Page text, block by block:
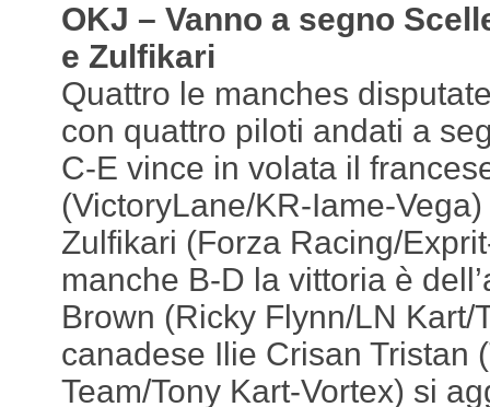
OKJ – Vanno a segno
e Zulfikari
Quattro le manches
con quattro piloti andati a
C-E vince in volata il
(VictoryLane/KR-Iame-
Zulfikari (Forza Racing/
manche B-D la vittoria è
Brown (Ricky Flynn/LN Kart/
canadese Ilie Crisan Tristan
Team/Tony Kart-Vortex) si